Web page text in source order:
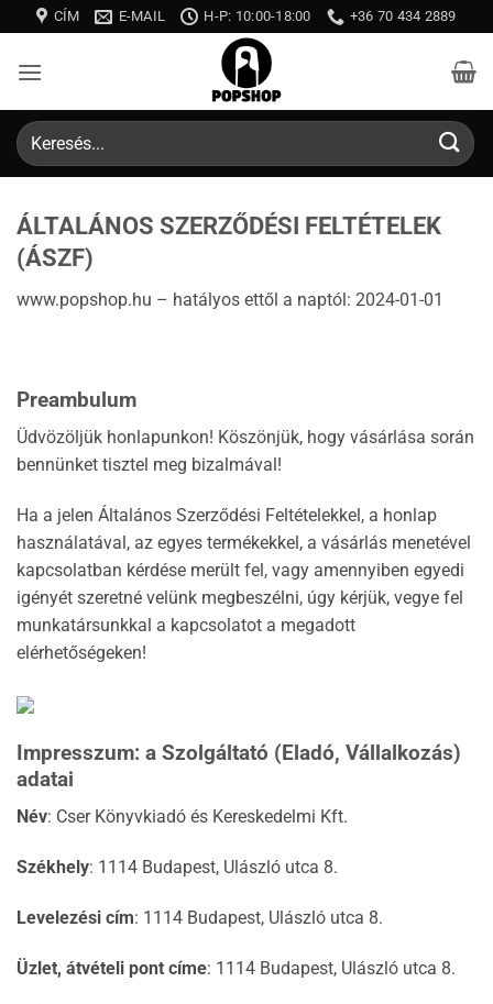
to
content
CÍM E-MAIL H-P: 10:00-18:00 +36 70 434 2889
Keresés
a
következőre:
ÁLTALÁNOS SZERZŐDÉSI FELTÉTELEK
(ÁSZF)
www.popshop.hu – hatályos ettől a naptól: 2024-01-01
Preambulum
Üdvözöljük honlapunkon! Köszönjük, hogy vásárlása során
bennünket tisztel meg bizalmával!
Ha a jelen Általános Szerződési Feltételekkel, a honlap
használatával, az egyes termékekkel, a vásárlás menetével
kapcsolatban kérdése merült fel, vagy amennyiben egyedi
igényét szeretné velünk megbeszélni, úgy kérjük, vegye fel
munkatársunkkal a kapcsolatot a megadott
elérhetőségeken!
Impresszum: a Szolgáltató (Eladó, Vállalkozás)
adatai
Név: Cser Könyvkiadó és Kereskedelmi Kft.
Székhely: 1114 Budapest, Ulászló utca 8.
Levelezési cím: 1114 Budapest, Ulászló utca 8.
Üzlet, átvételi pont címe: 1114 Budapest, Ulászló utca 8.